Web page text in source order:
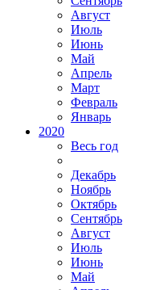
Август
Июль
Июнь
Май
Апрель
Март
Февраль
Январь
2020
Весь год
Декабрь
Ноябрь
Октябрь
Сентябрь
Август
Июль
Июнь
Май